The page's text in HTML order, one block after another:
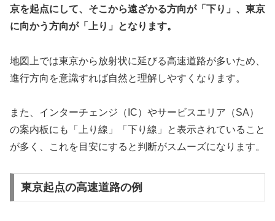
京を起点にして、そこから遠ざかる方向が「下り」、東京
に向かう方向が「上り」となります。
地図上では東京から放射状に延びる高速道路が多いため、
進行方向を意識すれば自然と理解しやすくなります。
また、インターチェンジ（IC）やサービスエリア（SA）
の案内板にも「上り線」「下り線」と表示されていること
が多く、これを目安にすると判断がスムーズになります。
東京起点の高速道路の例